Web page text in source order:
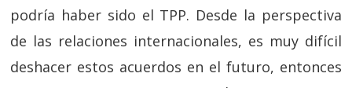
podría haber sido el TPP. Desde la perspectiva
de las relaciones internacionales, es muy difícil
deshacer estos acuerdos en el futuro, entonces